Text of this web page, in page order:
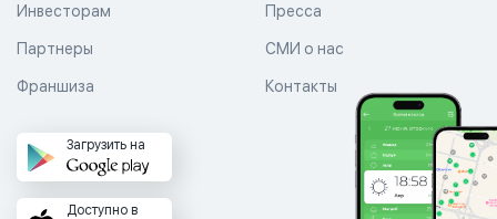
Пресса
СМИ о нас
Контакты
Инвесторам
Партнеры
Франшиза
Загрузить на
Доступно в